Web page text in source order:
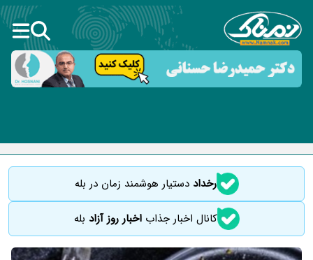
رخداددستیار هوشمند زمان در بله
کانال اخبار جذاباخبار روز آزاد بله